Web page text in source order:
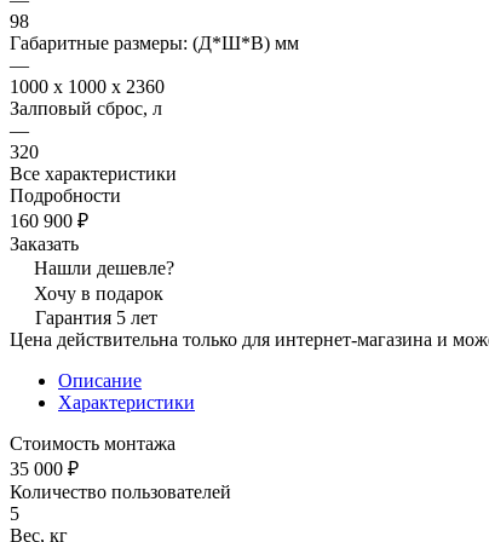
98
Габаритные размеры: (Д*Ш*В) мм
—
1000 x 1000 x 2360
Залповый сброс, л
—
320
Все характеристики
Подробности
160 900 ₽
Заказать
Нашли дешевле?
Хочу в подарок
Гарантия 5 лет
Цена действительна только для интернет-магазина и
Описание
Характеристики
Стоимость монтажа
35 000 ₽
Количество пользователей
5
Вес, кг